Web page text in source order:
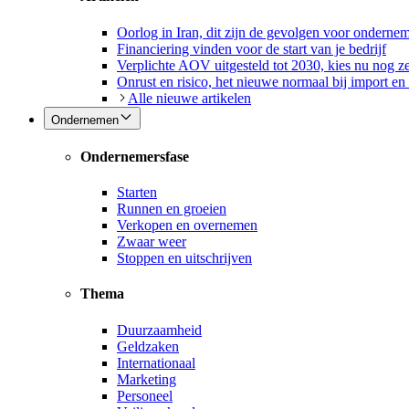
Oorlog in Iran, dit zijn de gevolgen voor
Financiering vinden voor de start van je bedrijf
Verplichte AOV uitgesteld tot 2030, kies nu nog
Onrust en risico, het nieuwe normaal bij import en
Alle nieuwe artikelen
Ondernemen
Ondernemersfase
Starten
Runnen en groeien
Verkopen en overnemen
Zwaar weer
Stoppen en uitschrijven
Thema
Duurzaamheid
Geldzaken
Internationaal
Marketing
Personeel